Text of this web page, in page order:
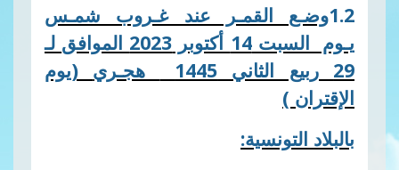
القمـر عند غـروب شمـس
لـ
هجـري (يوم